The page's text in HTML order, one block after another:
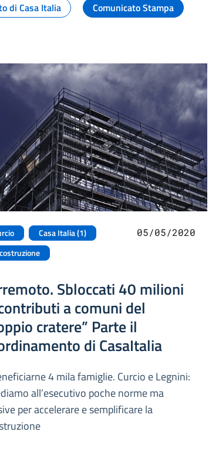
di Casa Italia
Comunicato Stampa
Casa Italia (1)
05/05/2020
Sbloccati 40 milioni
a comuni del
cratere” Parte il
di CasaItalia
4 mila famiglie. Curcio e Legnini:
all’esecutivo poche norme ma
per accelerare e semplificare la